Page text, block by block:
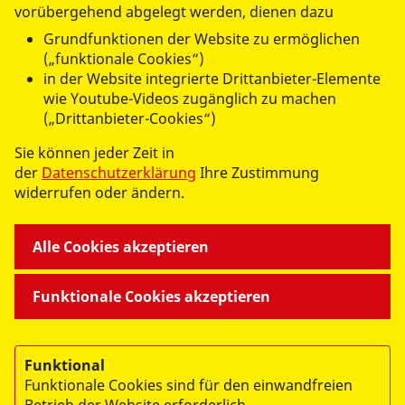
© 2026 ASB Regionalverband Berlin-Nordwest e.V.
Impressum
Datenschutz
vorübergehend abgelegt werden, dienen dazu
Grundfunktionen der Website zu ermöglichen
(„funktionale Cookies“)
in der Website integrierte Drittanbieter-Elemente
wie Youtube-Videos zugänglich zu machen
(„Drittanbieter-Cookies“)
Sie können jeder Zeit in
der Datenschutzerklärung Ihre Zustimmung
widerrufen oder ändern.
Funktionale Cookies akzeptieren
Alle Cookies akzeptieren
Funktional
Funktionale Cookies sind für den einwandfreien